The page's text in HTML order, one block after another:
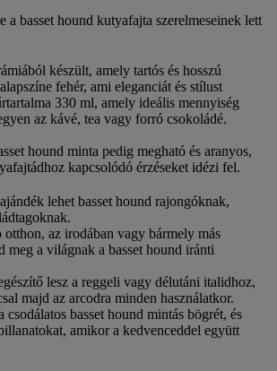
a basset hound kutyafajta szerelmeseinek lett
készült, amely tartós és hosszú
fehér, ami eleganciát és stílust
330 ml, amely ideális mennyiség
az kávé, tea vagy forró csokoládé.
hound minta pedig megható és aranyos,
kapcsolódó érzéseket idézi fel.
lehet basset hound rajongóknak,
otthon, az irodában vagy bármely más
meg a világnak a basset hound iránti
lesz a reggeli vagy délutáni italidhoz,
majd az arcodra minden használatkor.
csodálatos basset hound mintás bögrét, és
amikor a kedvenceddel együtt